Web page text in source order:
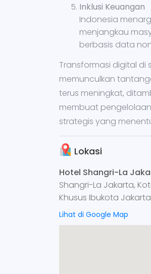
Inklusi Keuangan
Indonesia
menjangkau
berbasis data
Transformasi digital
memunculkan
terus meningkat,
membuat
strategis yang
Lokasi
Hotel Shangri-La
Shangri-La Jakarta,
Khusus Ibukota Jakarta
Lihat di Google Map